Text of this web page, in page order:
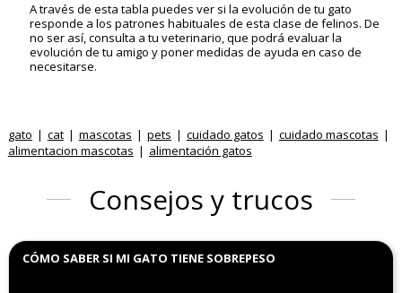
A través de esta tabla puedes ver si la evolución de tu gato
responde a los patrones habituales de esta clase de felinos. De
no ser así, consulta a tu veterinario, que podrá evaluar la
evolución de tu amigo y poner medidas de ayuda en caso de
necesitarse.
gato cat mascotas pets cuidado gatos
cuidado mascotas
alimentacion mascotas
alimentación gatos
Consejos y trucos
CÓMO SABER SI MI GATO TIENE SOBREPESO